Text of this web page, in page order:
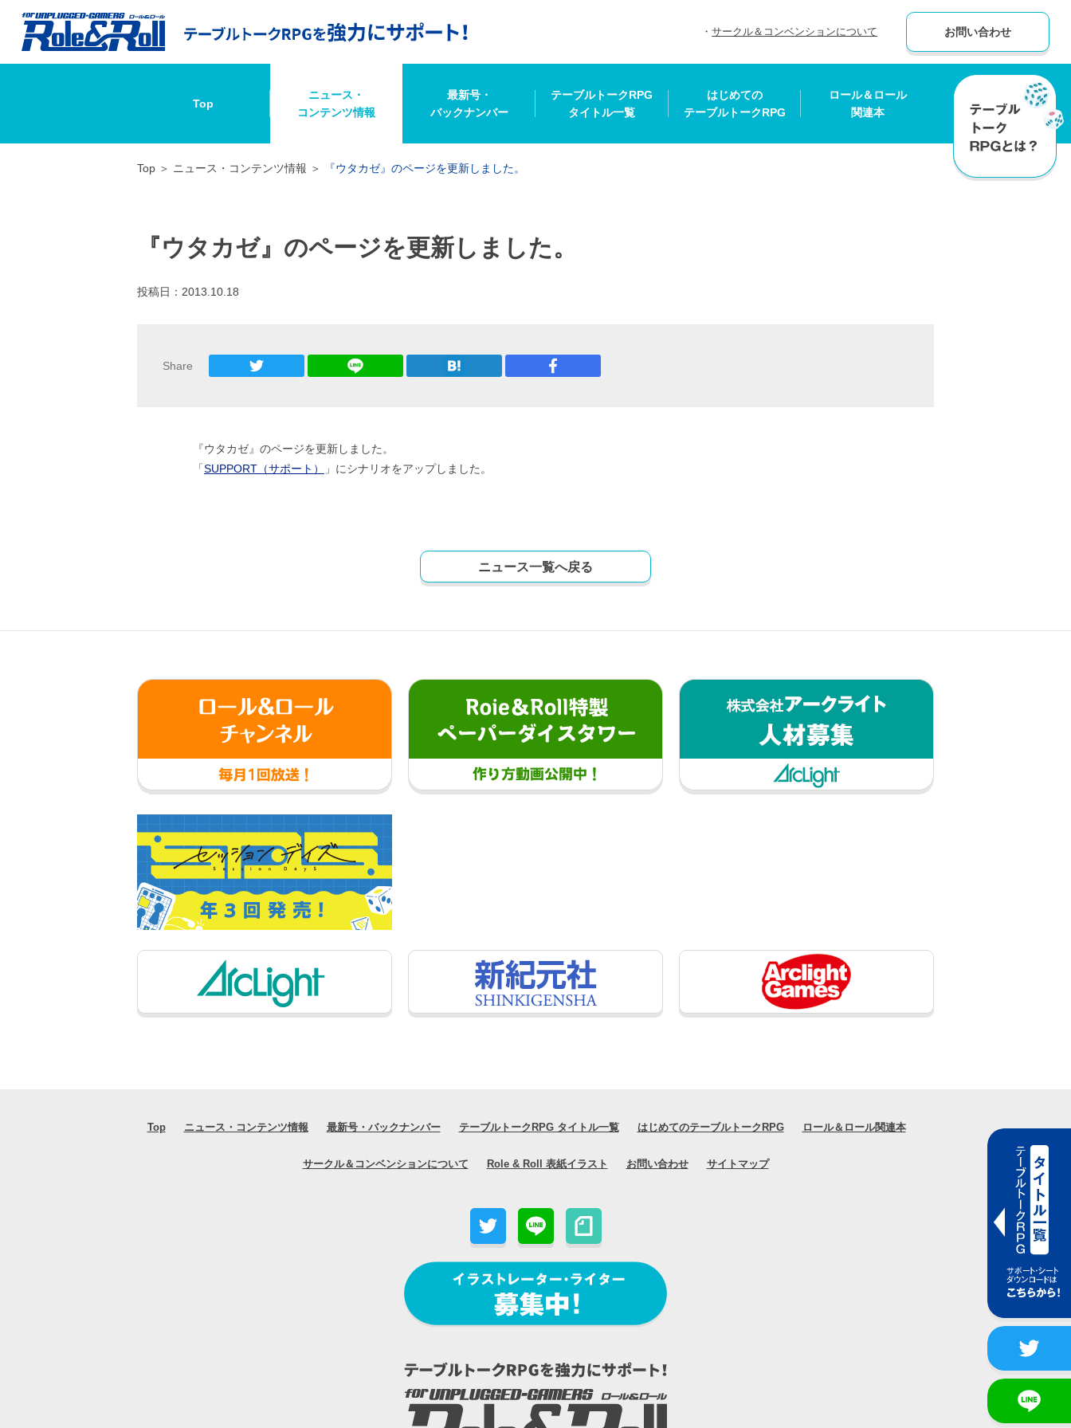
サークル＆コンベンションについて お問い合わせ
Top
ニュース・
コンテンツ情報
最新号・
バックナンバー
テーブルトークRPG
タイトル一覧
はじめての
テーブルトークRPG
ロール＆ロール
関連本
Top ニュース・コンテンツ情報 『ウタカゼ』のページを更新しました。
『ウタカゼ』のページを更新しました。
投稿日： 2013.10.18
Share
『ウタカゼ』のページを更新しました。
「SUPPORT（サポート） 」にシナリオをアップしました。
ニュース一覧へ戻る
Top ニュース・コンテンツ情報 最新号・バックナンバー テーブルトークRPG タイトル一覧 はじめてのテーブルトークRPG ロール＆ロール関連本
サークル＆コンベンションについて Role & Roll 表紙イラスト お問い合わせ サイトマップ